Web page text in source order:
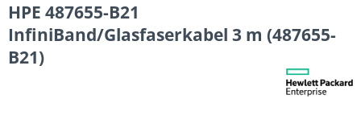
HPE 487655-B21
InfiniBand/Glasfaserkabel 3 m (487655-
B21)